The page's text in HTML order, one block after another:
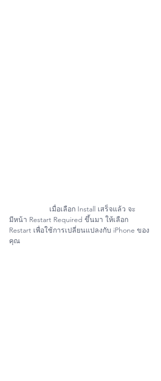
มีหน้า Restart Required ขึ้นมา ให้เลือก
Restart เพื่อใช้การเปลี่ยนแปลงกับ iPhone ของ
คุณ